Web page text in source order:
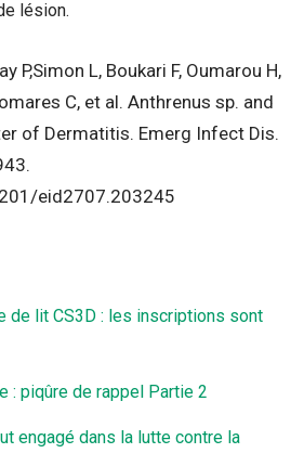
lésion.
P,Simon L, Boukari F, Oumarou H,
C, et al. Anthrenus sp. and
of Dermatitis. Emerg Infect Dis.
eid2707.203245
de lit CS3D : les inscriptions sont
: piqûre de rappel Partie 2
engagé dans la lutte contre la